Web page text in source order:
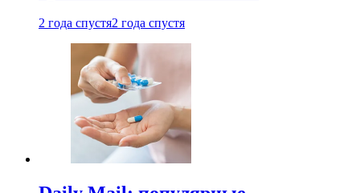
2 года спустя2 года спустя